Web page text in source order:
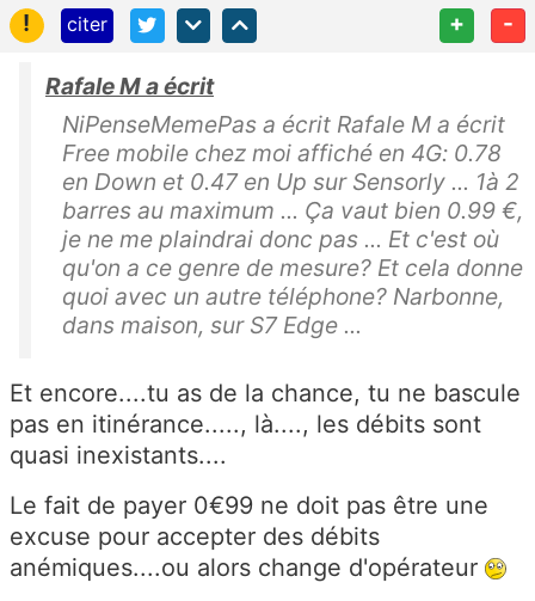
!
citer + -
Rafale M a écrit
NiPenseMemePas a écrit Rafale M a écrit
Free mobile chez moi affiché en 4G: 0.78
en Down et 0.47 en Up sur Sensorly ... 1à 2
barres au maximum ... Ça vaut bien 0.99 €,
je ne me plaindrai donc pas ... Et c'est où
qu'on a ce genre de mesure? Et cela donne
quoi avec un autre téléphone? Narbonne,
dans maison, sur S7 Edge ...
Et encore....tu as de la chance, tu ne bascule
pas en itinérance....., là...., les débits sont
quasi inexistants....
Le fait de payer 0€99 ne doit pas être une
excuse pour accepter des débits
anémiques....ou alors change d'opérateur